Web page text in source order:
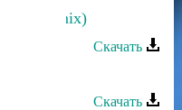
(remix)
Скачать
Скачать